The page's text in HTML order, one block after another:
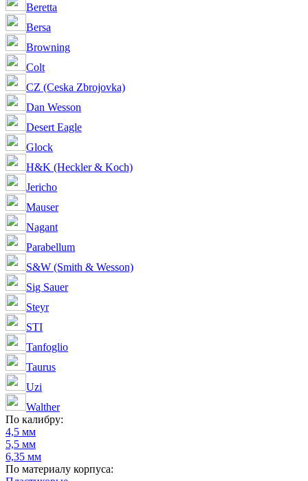
Beretta
Bersa
Browning
Colt
CZ (Ceska Zbrojovka)
Dan Wesson
Desert Eagle
Glock
H&K (Heckler & Koch)
Jericho
Mauser
Nagant
Parabellum
S&W (Smith & Wesson)
Sig Sauer
Steyr
STI
Tanfoglio
Taurus
Uzi
Walther
По калибру:
4,5 мм
5,5 мм
6,35 мм
По материалу корпуса: